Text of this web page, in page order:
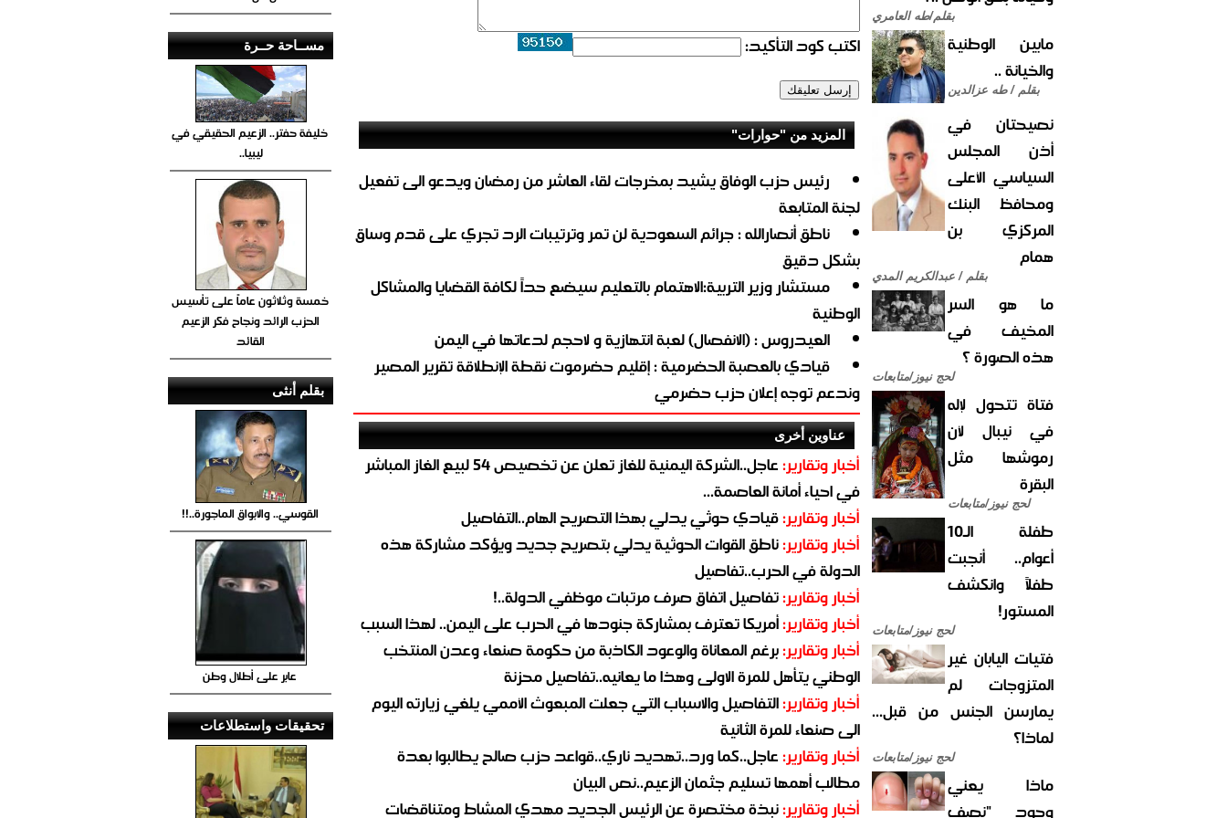
بقلم/طه العامري
مابين الوطنية
والخيانة ..
بقلم / طه عزالدين
نصيحتان في
أذن المجلس
السياسي الأعلى
ومحافظ البنك
المركزي بن
همام
بقلم / عبدالكريم المدي
ما هو السر
المخيف في
هذه الصورة ؟
لحج نيوز/متابعات
فتاة تتحول لإله
في نيبال لأن
رموشها مثل
البقرة
لحج نيوز/متابعات
طفلة الـ10
أعوام.. أنجبت
طفلاً وانكشف
المستور!
لحج نيوز/متابعات
فتيات اليابان غير
المتزوجات لم
يمارسن الجنس من قبل...
لماذا؟
لحج نيوز/متابعات
ماذا يعني
وجود "نصف
اكتب كود التأكيد:
المزيد من "حوارات"
رئيس حزب الوفاق يشيد بمخرجات لقاء العاشر من رمضان ويدعو الى تفعيل
لجنة المتابعة
ناطق أنصارالله : جرائم السعودية لن تمر وترتيبات الرد تجري على قدم وساق
بشكل دقيق
مستشار وزير التربية:الاهتمام بالتعليم سيضع حداً لكافة القضايا والمشاكل
الوطنية
العيدروس : (الانفصال) لعبة انتهازية و لاحجم لدعاتها في اليمن
قيادي بالعصبة الحضرمية : إقليم حضرموت نقطة الإنطلاقة تقرير المصير
وندعم توجه إعلان حزب حضرمي
عناوين أخرى
أخبار وتقارير:
عاجل..الشركة اليمنية للغاز تعلن عن تخصيص 54 لبيع الغاز المباشر
في احياء أمانة العاصمة...
أخبار وتقارير:قيادي حوثي يدلي بهذا التصريح الهام..التفاصيل
أخبار وتقارير:ناطق القوات الحوثية يدلي بتصريح جديد ويؤكد مشاركة هذه
الدولة في الحرب..تفاصيل
أخبار وتقارير:تفاصيل اتفاق صرف مرتبات موظفي الدولة..!
أخبار وتقارير:أمريكا تعترف بمشاركة جنودها في الحرب على اليمن.. لهذا السبب
أخبار وتقارير:برغم المعاناة والوعود الكاذبة من حكومة صنعاء وعدن المنتخب
الوطني يتأهل للمرة الاولى وهذا ما يعانيه..تفاصيل محزنة
أخبار وتقارير:التفاصيل والاسباب التي جعلت المبعوث الأممي يلغي زيارته اليوم
الى صنعاء للمرة الثانية
أخبار وتقارير:عاجل..كما ورد..تهديد ناري..قواعد حزب صالح يطالبوا بعدة
مطالب أهمها تسليم جثمان الزعيم..نص البيان
أخبار وتقارير:نبذة مختصرة عن الرئيس الجديد مهدي المشاط ومتناقضات
مســاحة حــرة
خليفة حفتر.. الزعيم الحقيقي في
ليبيا..
خمسة وثلاثون عاماً على تأسيس
الحزب الرائد ونجاح فكر الزعيم
القائد
بقلم أنثى
القوسي.. والابواق الماجورة..!!
عابر على أطلال وطن
تحقيقات واستطلاعات